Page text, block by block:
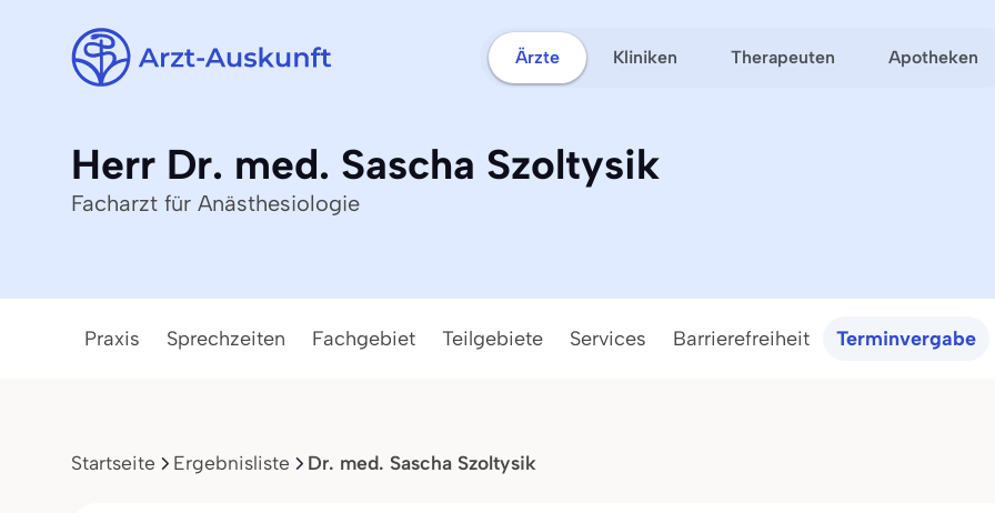
Ärzte Kliniken Therapeuten Apotheken
Herr Dr. med. Sascha Szoltysik
Facharzt für Anästhesiologie
Praxis Sprechzeiten Fachgebiet Teilgebiete Services Barrierefreiheit Terminvergabe
Startseite Ergebnisliste Dr. med. Sascha Szoltysik